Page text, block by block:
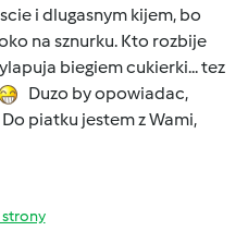
i dlugasnym kijem, bo
na sznurku. Kto rozbije
biegiem cukierki... tez
Duzo by opowiadac,
Do piatku jestem z Wami,